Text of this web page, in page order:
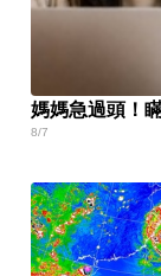
媽媽急過頭！
8/7